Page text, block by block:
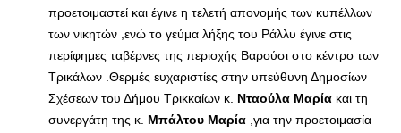
προετοιμαστεί και έγινε η τελετή απονομής των κυπέλλων
των νικητών ,ενώ το γεύμα λήξης του Ράλλυ έγινε στις
περίφημες ταβέρνες της περιοχής Βαρούσι στο κέντρο των
Τρικάλων .Θερμές ευχαριστίες στην υπεύθυνη Δημοσίων
Σχέσεων του Δήμου Τρικκαίων κ. Νταούλα Μαρία και τη
συνεργάτη της κ. Μπάλτου Μαρία ,για την προετοιμασία